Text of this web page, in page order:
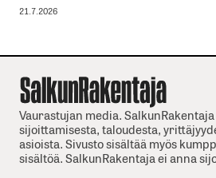
21.7.2026
Vaurastujan media.
sijoittamisesta, taloudesta,
asioista. Sivusto sisältää myös
sisältöä. SalkunRakentaja ei anna